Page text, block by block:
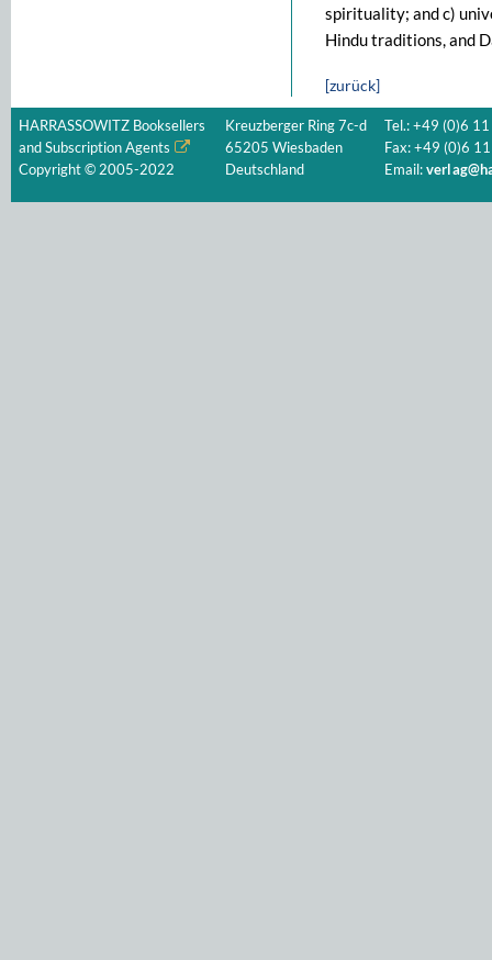
spirituality; and c)
Hindu traditions, and
[zurück]
HARRASSOWITZ Booksellers
and Subscription Agents
Copyright © 2005-2022
Kreuzberger Ring 7c-d
65205 Wiesbaden
Deutschland
Tel.: +49 (0)6
Fax: +49 (0)6
Email: